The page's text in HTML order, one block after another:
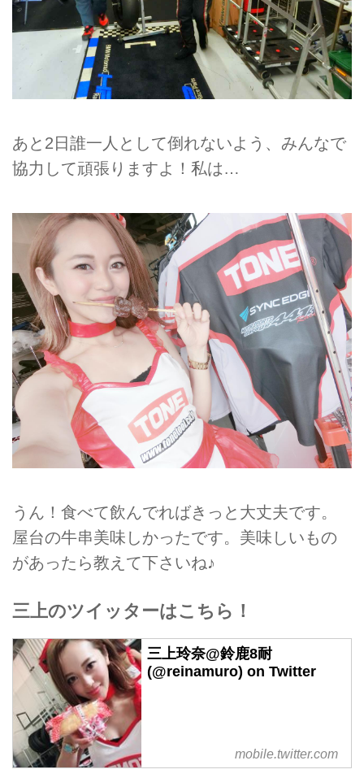
あと2日誰一人として倒れないよう、みんなで
協力して頑張りますよ！私は…
うん！食べて飲んでればきっと大丈夫です。
屋台の牛串美味しかったです。美味しいもの
があったら教えて下さいね♪
三上のツイッターはこちら！
三上玲奈@鈴鹿8耐
(@reinamuro) on Twitter
mobile.twitter.com